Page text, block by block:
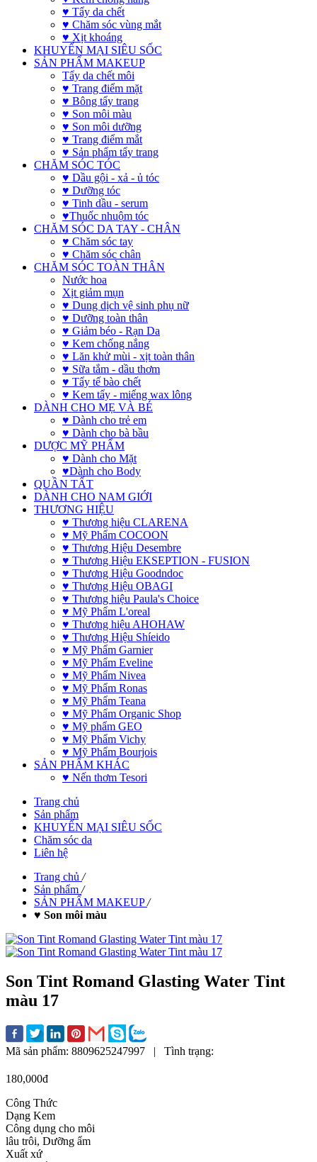
♥ Tẩy da chết
♥ Chăm sóc vùng mắt
♥ Xịt khoáng
KHUYẾN MẠI SIÊU SỐC
SẢN PHẨM MAKEUP
Tẩy da chết môi
♥ Trang điểm mặt
♥ Bông tẩy trang
♥ Son môi màu
♥ Son môi dưỡng
♥ Trang điểm mắt
♥ Sản phẩm tẩy trang
CHĂM SÓC TÓC
♥ Dầu gội - xả - ủ tóc
♥ Dưỡng tóc
♥ Tinh dầu - serum
♥Thuốc nhuộm tóc
CHĂM SÓC DA TAY - CHÂN
♥ Chăm sóc tay
♥ Chăm sóc chân
CHĂM SÓC TOÀN THÂN
Nước hoa
Xịt giảm mụn
♥ Dung dịch vệ sinh phụ nữ
♥ Dưỡng toàn thân
♥ Giảm béo - Rạn Da
♥ Kem chống nắng
♥ Lăn khử mùi - xịt toàn thân
♥ Sữa tắm - dầu thơm
♥ Tẩy tế bào chết
♥ Kem tẩy - miếng wax lông
DÀNH CHO MẸ VÀ BÉ
♥ Dành cho trẻ em
♥ Dành cho bà bầu
DƯỢC MỸ PHẨM
♥ Dành cho Mặt
♥Dành cho Body
QUẦN TẤT
DÀNH CHO NAM GIỚI
THƯƠNG HIỆU
♥ Thương hiệu CLARENA
♥ Mỹ Phẩm COCOON
♥ Thương Hiệu Desembre
♥ Thương Hiệu EKSEPTION - FUSION
♥ Thương Hiệu Goodndoc
♥ Thương Hiệu OBAGI
♥ Thương hiệu Paula's Choice
♥ Mỹ Phẩm L'oreal
♥ Thương hiệu AHOHAW
♥ Thương Hiệu Shíeido
♥ Mỹ Phẩm Garnier
♥ Mỹ Phẩm Eveline
♥ Mỹ Phẩm Nivea
♥ Mỹ Phẩm Ronas
♥ Mỹ Phẩm Teana
♥ Mỹ Phẩm Organic Shop
♥ Mỹ phẩm GEO
♥ Mỹ Phẩm Vichy
♥ Mỹ Phẩm Bourjois
SẢN PHẨM KHÁC
♥ Nến thơm Tesori
Trang chủ
Sản phẩm
KHUYẾN MẠI SIÊU SỐC
Chăm sóc da
Liên hệ
Trang chủ /
Sản phẩm /
SẢN PHẨM MAKEUP /
♥ Son môi màu
Son Tint Romand Glasting Water Tint
màu 17
Mã sản phẩm: 8809625247997 | Tình trạng:
180,000đ
Công Thức
Dạng Kem
Công dụng cho môi
lâu trôi, Dưỡng ẩm
Xuất xứ